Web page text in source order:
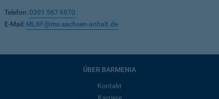
Telefon: 0391 567 6970
E-Mail: MLBF@ms.sachsen-anhalt.de
ÜBER BARMENIA
Kontakt
Karriere